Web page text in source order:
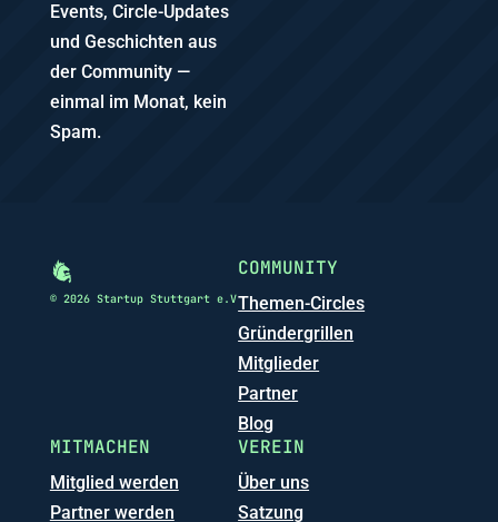
Events, Circle-Updates
und Geschichten aus
der Community —
einmal im Monat, kein
Spam.
© 2026 Startup Stuttgart e.V
COMMUNITY
Themen-Circles
Gründergrillen
Mitglieder
Partner
Blog
MITMACHEN
Mitglied werden
Partner werden
VEREIN
Über uns
Satzung